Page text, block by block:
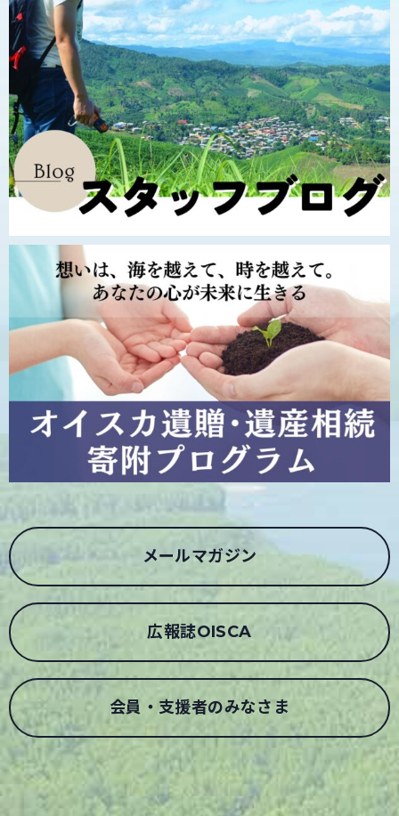
メールマガジン
広報誌OISCA
会員・支援者のみなさま